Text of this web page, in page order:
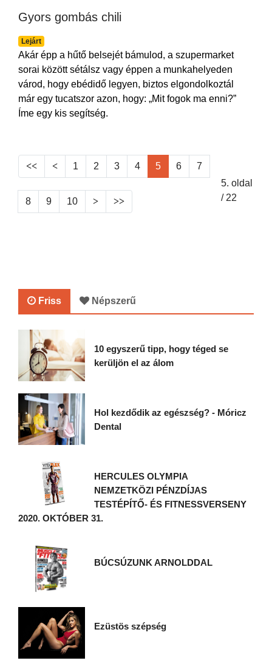
Gyors gombás chili
Lejárt
Akár épp a hűtő belsejét bámulod, a szupermarket
sorai között sétálsz vagy éppen a munkahelyeden
várod, hogy ebédidő legyen, biztos elgondolkoztál
már egy tucatszor azon, hogy: „Mit fogok ma enni?”
Íme egy kis segítség.
1 2 3 4 5 6 7
8 9 10
5. oldal
/ 22
Friss Népszerű
10 egyszerű tipp, hogy téged se
kerüljön el az álom
Hol kezdődik az egészség? - Móricz
Dental
HERCULES OLYMPIA
NEMZETKÖZI PÉNZDÍJAS
TESTÉPÍTŐ- ÉS FITNESSVERSENY
2020. OKTÓBER 31.
BÚCSÚZUNK ARNOLDDAL
Ezüstös szépség